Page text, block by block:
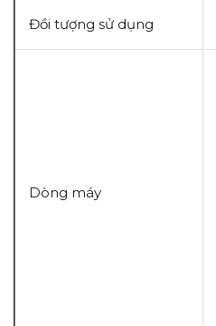
Đồi tượng sử dụng
Dòng máy